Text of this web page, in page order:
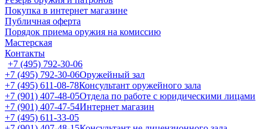
Покупка в интернет магазине
Публичная оферта
Порядок приема оружия на комиссию
Мастерская
Контакты
+7 (495) 792-30-06
+7 (495) 792-30-06Оружейный зал
+7 (495) 611-08-78Консультант оружейного зала
+7 (901) 407-48-05Отдела по работе с юридическими лицами
+7 (901) 407-47-54Интернет магазин
+7 (495) 611-33-05